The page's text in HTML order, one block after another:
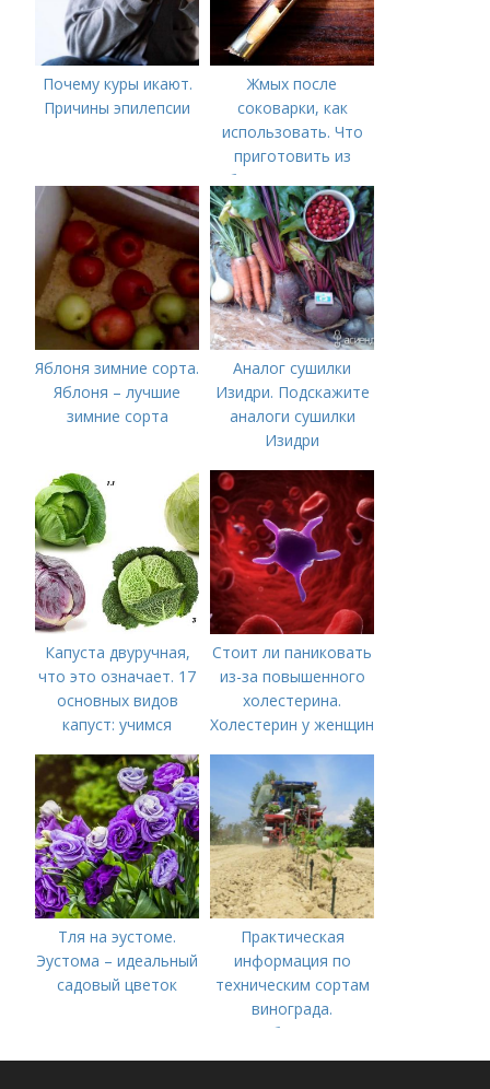
Почему куры икают.
Причины эпилепсии
Жмых после
соковарки, как
использовать. Что
приготовить из
яблочного пюре от
сока после
соковарки,
соковыжималки.
Рецепты пошагово
Яблоня зимние сорта.
Яблоня – лучшие
зимние сорта
Аналог сушилки
Изидри. Подскажите
аналоги сушилки
Изидри
Капуста двуручная,
что это означает. 17
основных видов
капуст: учимся
Стоит ли паниковать
из-за повышенного
холестерина.
Холестерин у женщин
Тля на эустоме.
Эустома – идеальный
садовый цветок
Практическая
информация по
техническим сортам
винограда.
Особенности
технических сортов